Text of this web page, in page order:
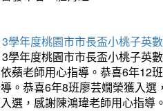
學年度桃園市市長盃小桃子英
學年度桃園市市長盃小桃子英
蘋老師用心指導。恭喜6年12
。恭喜6年8班廖芸嫺榮獲入
選，感謝陳鴻瑋老師用心指導